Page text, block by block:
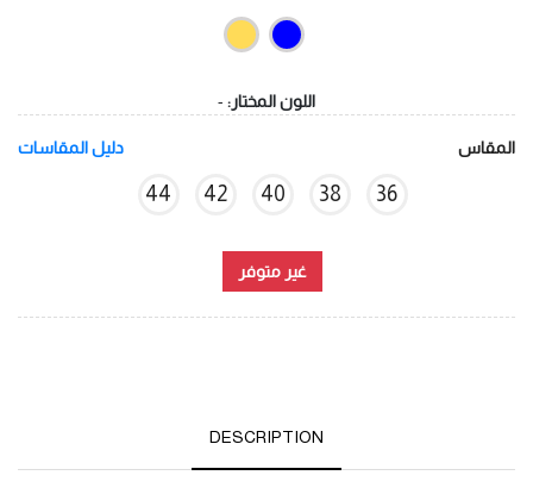
اللون المختار: -
المقاس دليل المقاسات
36
38
40
42
44
غير متوفر
DESCRIPTION